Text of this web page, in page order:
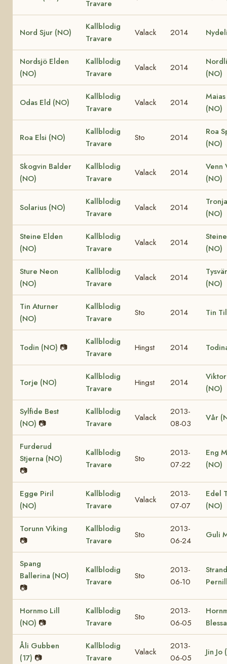
Travare
Nord Sjur (NO)
Kallblodig
Travare
Valack 2014
Nordsjö Elden
(NO)
Kallblodig
Travare
Valack 2014
(NO)
Odas Eld (NO)
Kallblodig
Travare
Valack 2014
(NO)
Roa Elsi (NO)
Kallblodig
Travare
Sto 2014
Roa
(NO)
Skogvin Balder
(NO)
Kallblodig
Travare
Valack 2014
Venn
(NO)
Solarius (NO)
Kallblodig
Travare
Valack 2014
(NO)
Steine Elden
(NO)
Kallblodig
Travare
Valack 2014
(NO)
Sture Neon
(NO)
Kallblodig
Travare
Valack 2014
(NO)
Tin Aturner
(NO)
Kallblodig
Travare
Sto 2014 Tin
Todin (NO) 📷
Kallblodig
Travare
Hingst 2014
Torje (NO)
Kallblodig
Travare
Hingst 2014
(NO)
Sylfide Best
(NO) 📷
Kallblodig
Travare
Valack
2013-
08-03
Vår
Furderud
Stjerna (NO)
📷
Kallblodig
Travare
Sto
2013-
07-22
Eng
(NO)
Egge Piril
(NO)
Kallblodig
Travare
Valack
2013-
07-07
Edel
(NO)
Torunn Viking
📷
Kallblodig
Travare
Sto
2013-
06-24
Guli
Spang
Ballerina (NO)
📷
Kallblodig
Travare
Sto
2013-
06-10
Hornmo Lill
(NO) 📷
Kallblodig
Travare
Sto
2013-
06-05
Åli Gubben
(17) 📷
Kallblodig
Travare
Valack
2013-
06-05
Jin Jo